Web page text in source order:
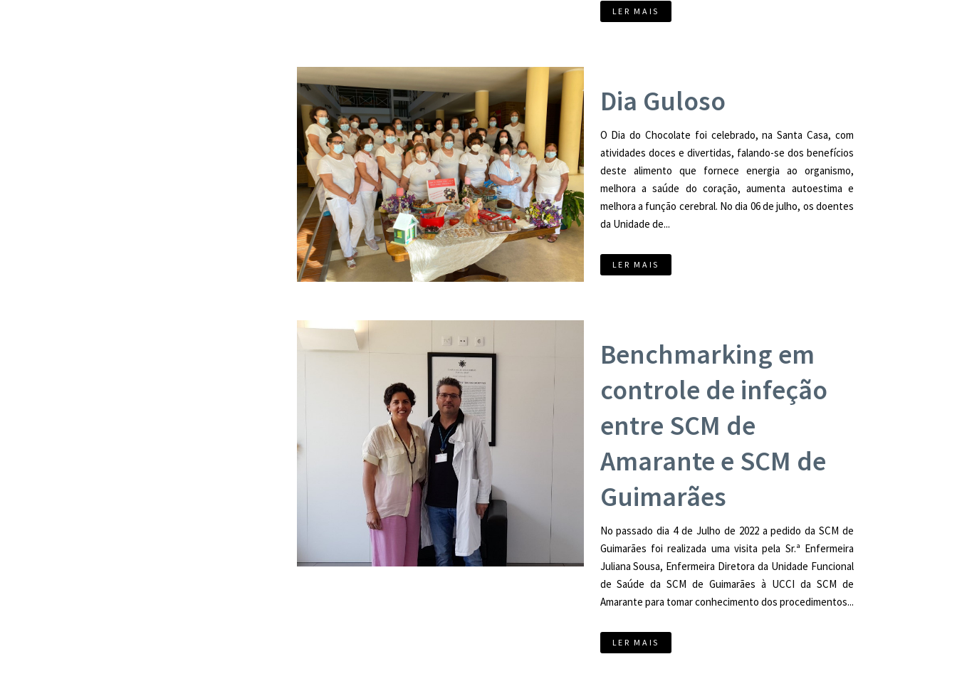
LER MAIS
Dia Guloso
O Dia do Chocolate foi celebrado, na Santa Casa, com
atividades doces e divertidas, falando-se dos benefícios
deste alimento que fornece energia ao organismo,
melhora a saúde do coração, aumenta autoestima e
melhora a função cerebral. No dia 06 de julho, os doentes
da Unidade de...
LER MAIS
Benchmarking em
controle de infeção
entre SCM de
Amarante e SCM de
Guimarães
No passado dia 4 de Julho de 2022 a pedido da SCM de
Guimarães foi realizada uma visita pela Sr.ª Enfermeira
Juliana Sousa, Enfermeira Diretora da Unidade Funcional
de Saúde da SCM de Guimarães à UCCI da SCM de
Amarante para tomar conhecimento dos procedimentos...
LER MAIS